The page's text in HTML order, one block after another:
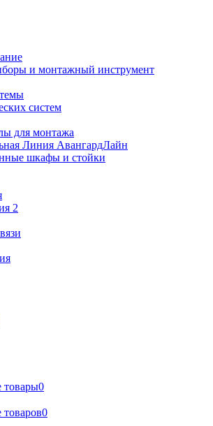
и монтажный инструмент
систем
для монтажа
Линия АвангардЛайн
шкафы и стойки
2
товары0
0